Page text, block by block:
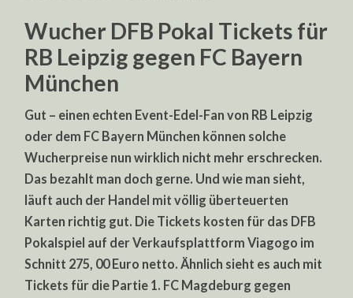
Wucher DFB Pokal Tickets für
RB Leipzig gegen FC Bayern
München
Gut – einen echten Event-Edel-Fan von RB Leipzig
oder dem FC Bayern München können solche
Wucherpreise nun wirklich nicht mehr erschrecken.
Das bezahlt man doch gerne. Und wie man sieht,
läuft auch der Handel mit völlig überteuerten
Karten richtig gut. Die Tickets kosten für das DFB
Pokalspiel auf der Verkaufsplattform Viagogo im
Schnitt 275, 00 Euro netto. Ähnlich sieht es auch mit
Tickets für die Partie 1. FC Magdeburg gegen